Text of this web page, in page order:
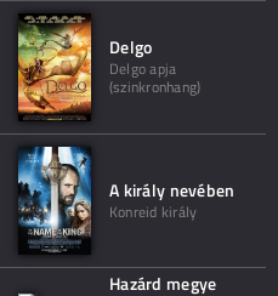
Delgo
Delgo apja
(szinkronhang)
A király nevében
Konreid király
Hazárd megye